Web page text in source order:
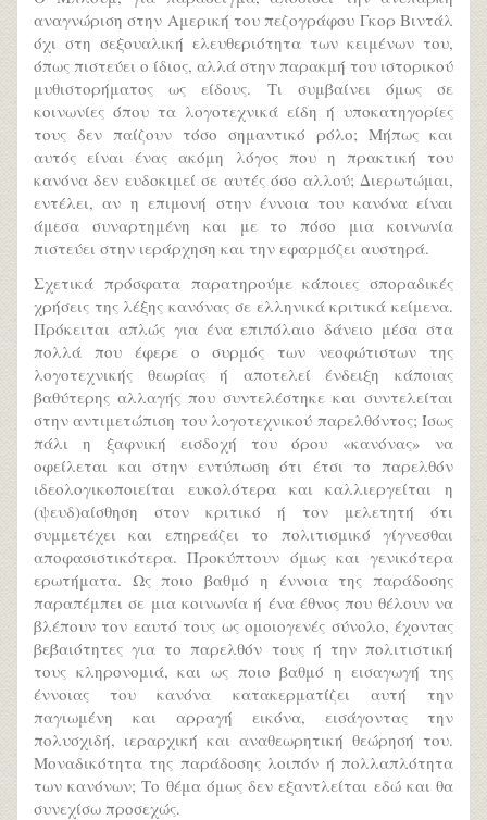
αναγνώριση στην Αμερική του πεζογράφου Γκορ Βιντάλ
όχι στη σεξουαλική ελευθεριότητα των κειμένων του,
όπως πιστεύει ο ίδιος, αλλά στην παρακμή του ιστορικού
μυθιστορήματος ως είδους. Τι συμβαίνει όμως σε
κοινωνίες όπου τα λογοτεχνικά είδη ή υποκατηγορίες
τους δεν παίζουν τόσο σημαντικό ρόλο; Μήπως και
αυτός είναι ένας ακόμη λόγος που η πρακτική του
κανόνα δεν ευδοκιμεί σε αυτές όσο αλλού; Διερωτώμαι,
εντέλει, αν η επιμονή στην έννοια του κανόνα είναι
άμεσα συναρτημένη και με το πόσο μια κοινωνία
πιστεύει στην ιεράρχηση και την εφαρμόζει αυστηρά.
Σχετικά πρόσφατα παρατηρούμε κάποιες σποραδικές
χρήσεις της λέξης κανόνας σε ελληνικά κριτικά κείμενα.
Πρόκειται απλώς για ένα επιπόλαιο δάνειο μέσα στα
πολλά που έφερε ο συρμός των νεοφώτιστων της
λογοτεχνικής θεωρίας ή αποτελεί ένδειξη κάποιας
βαθύτερης αλλαγής που συντελέστηκε και συντελείται
στην αντιμετώπιση του λογοτεχνικού παρελθόντος; Ίσως
πάλι η ξαφνική εισδοχή του όρου «κανόνας» να
οφείλεται και στην εντύπωση ότι έτσι το παρελθόν
ιδεολογικοποιείται ευκολότερα και καλλιεργείται η
(ψευδ)αίσθηση στον κριτικό ή τον μελετητή ότι
συμμετέχει και επηρεάζει το πολιτισμικό γίγνεσθαι
αποφασιστικότερα. Προκύπτουν όμως και γενικότερα
ερωτήματα. Ως ποιο βαθμό η έννοια της παράδοσης
παραπέμπει σε μια κοινωνία ή ένα έθνος που θέλουν να
βλέπουν τον εαυτό τους ως ομοιογενές σύνολο, έχοντας
βεβαιότητες για το παρελθόν τους ή την πολιτιστική
τους κληρονομιά, και ως ποιο βαθμό η εισαγωγή της
έννοιας του κανόνα κατακερματίζει αυτή την
παγιωμένη και αρραγή εικόνα, εισάγοντας την
πολυσχιδή, ιεραρχική και αναθεωρητική θεώρησή του.
Μοναδικότητα της παράδοσης λοιπόν ή πολλαπλότητα
των κανόνων; Το θέμα όμως δεν εξαντλείται εδώ και θα
συνεχίσω προσεχώς.